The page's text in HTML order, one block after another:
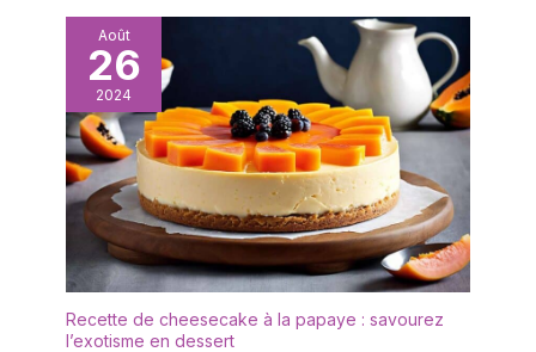
banquets et autres
contextes ; elle convient
également à la
décoration intérieure, aux
fêtes, aux fêtes
d'anniversaire et aux
décorations de Noël.
Août
26
2024
Recette de cheesecake à la papaye : savourez
l’exotisme en dessert